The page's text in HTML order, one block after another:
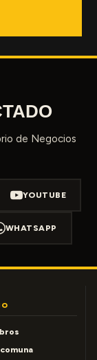
de Negocios
YOUTUBE
WHATSAPP